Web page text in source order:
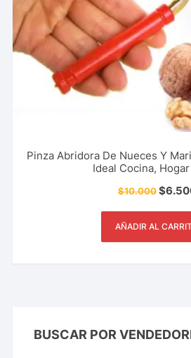
Pinza Abridora De Nueces Y
Ideal Cocina,
$10.000$
AÑADIR AL
BUSCAR POR